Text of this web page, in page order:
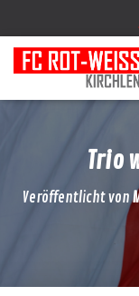
Trio
Veröffentlicht von